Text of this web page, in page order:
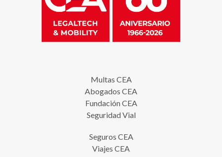
Multas CEA
Abogados CEA
Fundación CEA
Seguridad Vial
Seguros CEA
Viajes CEA